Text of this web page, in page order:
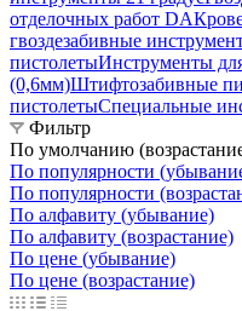
отделочных работ DA
гвоздезабивные
пистолетыИнструменты
(0,6мм)Штифтозабивные
пистолетыСпециальные
Фильтр
По умолчанию
По популярности
По популярности
По алфавиту (убывание)
По алфавиту (возрастание)
По цене (убывание)
По цене (возрастание)